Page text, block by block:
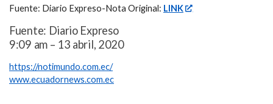
Fuente: Diario Expreso-Nota Original: LINK
Fuente: Diario Expreso
9:09 am – 13 abril, 2020
https://notimundo.com.ec/
www.ecuadornews.com.ec